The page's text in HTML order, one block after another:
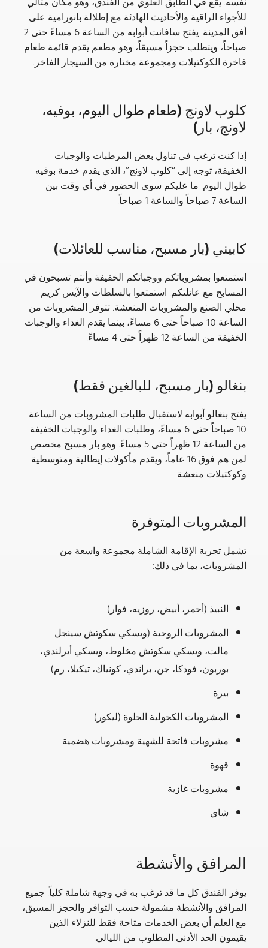
للأجواء الراقية والأحاديث الهادئة مع إطلالة بانورامية على
أفق المدينة. يفتح سافانت أبوابه من الساعة 6 مساءً حتى 2
صباحاً، ويتطلب حجزاً مسبقاً، وهو مطعم يقدم قائمة طعام
فاخرة الكوكتيلات ومجموعة مختارة من السيجار الفاخر.
كلوب لاونج (طعام طوال اليوم، بوفيه،
لاونج، بار)
إذا كنت ترغب في تناول بعض المرطبات والوجبات
الخفيفة، توجه إلى “كلوب لاونج”، الذي يقدم خدمة بوفيه
طوال اليوم. ما عليكم سوى الحضور في أي وقت بين
الساعة 7 صباحاً والساعة 1 صباحاً.
كابيني (بار مسبح، مناسب للعائلات)
استمتعوا بمشروباتكم ووجباتكم الخفيفة وأنتم تسبحون في
المسابح مع عائلتكم. استمتعوا بالسلطات والآيس كريم
محلي الصنع والمشروبات المنعشة. تتوفر المشروبات من
الساعة 10 صباحاً حتى 6 مساءً، بينما يقدم الغداء والوجبات
الخفيفة من الساعة 12 ظهراً حتى 4 مساءً.
بنغالو (بار مسبح، للبالغين فقط)
يفتح بنغالو أبوابه لاستقبال طلبات المشروبات من الساعة
10 صباحاً حتى 6 مساءً، وطلبات الغداء والوجبات الخفيفة
من الساعة 12 ظهراً حتى 5 مساءً. وهو بار مسبح مخصص
لمن هم فوق 16 عاماً، ويقدم مأكولات إيطالية ومتوسطية
وكوكتيلات منعشة.
المشروبات المتوفرة
تشمل تجربة الإقامة الشاملة مجموعة واسعة من
المشروبات، بما في ذلك:
النبيذ (أحمر، أبيض، روزيه، فوار)
المشروبات الروحية (ويسكي سكوتش سينجل
مالت، ويسكي سكوتش مخلوط، ويسكي أيرلندي،
بوربون، فودكا، جن، براندي، كونياك، تيكيلا، رم)
بيرة
المشروبات الكحولية الحلوة (ليكور)
مشروبات فاتحة للشهية ومشروبات هضمية
قهوة
مشروبات غازية
شاي
المرافق والأنشطة
يوفر الفندق كل ما قد ترغب به في وجهة شاملة كلياً. جميع
المرافق والأنشطة مشمولة حسب التوافر والحجز المسبق،
مع العلم أن بعض الخدمات متاحة فقط للنزلاء الذين
يقيمون الحد الأدنى المطلوب من الليالي.